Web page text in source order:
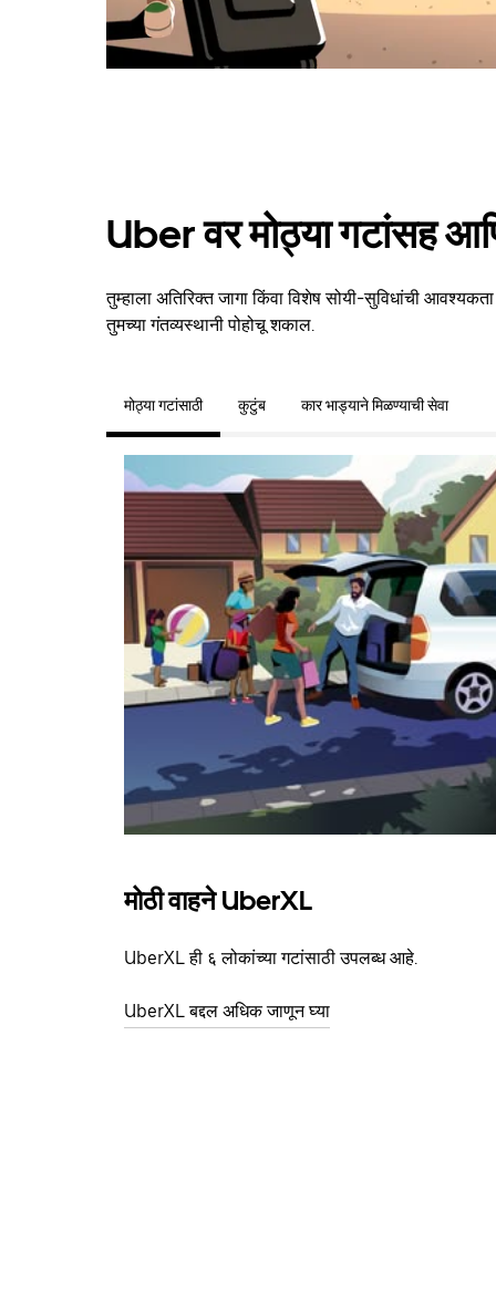
Uber वर मोठ्या गटांसह
तुम्हाला अतिरिक्त जागा किंवा विशेष सोयी-सुविधांची
तुमच्या गंतव्यस्थानी पोहोचू शकाल.
मोठ्या गटांसाठी कुटुंब कार भाड्याने मिळण्याची सेवा
मोठी वाहने UberXL
UberXL ही ६ लोकांच्या गटांसाठी उपलब्ध आहे.
UberXL बद्दल अधिक जाणून घ्या